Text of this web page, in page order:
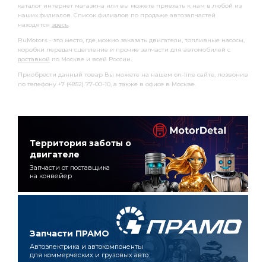
каталог интернет магазина или вы можете приехать к нам в любой из
наших филиалов. Список филиалов по продаже автозапчастей
находятся здесь.
RuMotors - это место, где можно заказать двигатели, топливные насосы,
коробки передач сцепление и прочие запчасти для автомобилей с
доставкой по Москве и всей России.
Приобрести данный товар Вы можете на нашем on-line сайте, позвонив
по телефону +7 (4852) 77-00-10, а также в офисе в Москве.
Территория заботы о
двигателе
Запчасти от поставщика
на конвейер
Запчасти ПРАМО
Автоэлектрика и автокомпоненты
для коммерческих и грузовых авто